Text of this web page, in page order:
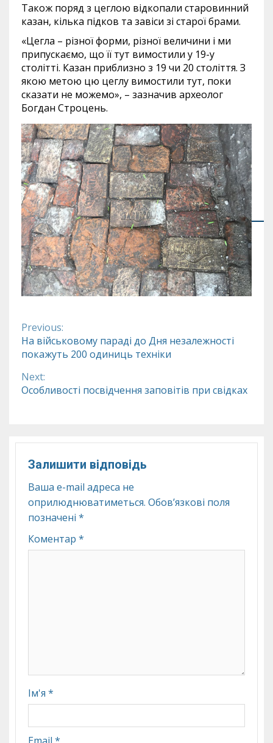
Також поряд з цеглою відкопали старовинний
казан, кілька підков та завіси зі старої брами.
«Цегла – різної форми, різної величини і ми
припускаємо, що її тут вимостили у 19-у
столітті. Казан приблизно з 19 чи 20 століття. З
якою метою цю цеглу вимостили тут, поки
сказати не можемо», – зазначив археолог
Богдан Строцень.
Continue
Reading
Previous:
На військовому параді до Дня незалежності
покажуть 200 одиниць техніки
Next:
Особливості посвідчення заповітів при свідках
Залишити відповідь
Ваша e-mail адреса не
оприлюднюватиметься. Обов’язкові поля
позначені *
Коментар *
Ім'я *